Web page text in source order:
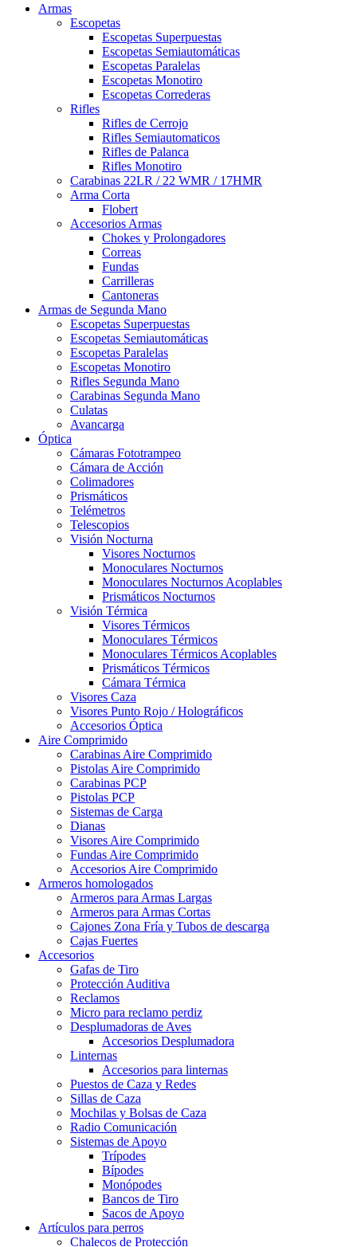
Armas
Escopetas
Escopetas Superpuestas
Escopetas Semiautomáticas
Escopetas Paralelas
Escopetas Monotiro
Escopetas Correderas
Rifles
Rifles de Cerrojo
Rifles Semiautomaticos
Rifles de Palanca
Rifles Monotiro
Carabinas 22LR / 22 WMR / 17HMR
Arma Corta
Flobert
Accesorios Armas
Chokes y Prolongadores
Correas
Fundas
Carrilleras
Cantoneras
Armas de Segunda Mano
Escopetas Superpuestas
Escopetas Semiautomáticas
Escopetas Paralelas
Escopetas Monotiro
Rifles Segunda Mano
Carabinas Segunda Mano
Culatas
Avancarga
Óptica
Cámaras Fototrampeo
Cámara de Acción
Colimadores
Prismáticos
Telémetros
Telescopios
Visión Nocturna
Visores Nocturnos
Monoculares Nocturnos
Monoculares Nocturnos Acoplables
Prismáticos Nocturnos
Visión Térmica
Visores Térmicos
Monoculares Térmicos
Monoculares Térmicos Acoplables
Prismáticos Térmicos
Cámara Térmica
Visores Caza
Visores Punto Rojo / Holográficos
Accesorios Óptica
Aire Comprimido
Carabinas Aire Comprimido
Pistolas Aire Comprimido
Carabinas PCP
Pistolas PCP
Sistemas de Carga
Dianas
Visores Aire Comprimido
Fundas Aire Comprimido
Accesorios Aire Comprimido
Armeros homologados
Armeros para Armas Largas
Armeros para Armas Cortas
Cajones Zona Fría y Tubos de descarga
Cajas Fuertes
Accesorios
Gafas de Tiro
Protección Auditiva
Reclamos
Micro para reclamo perdiz
Desplumadoras de Aves
Accesorios Desplumadora
Linternas
Accesorios para linternas
Puestos de Caza y Redes
Sillas de Caza
Mochilas y Bolsas de Caza
Radio Comunicación
Sistemas de Apoyo
Trípodes
Bípodes
Monópodes
Bancos de Tiro
Sacos de Apoyo
Artículos para perros
Chalecos de Protección